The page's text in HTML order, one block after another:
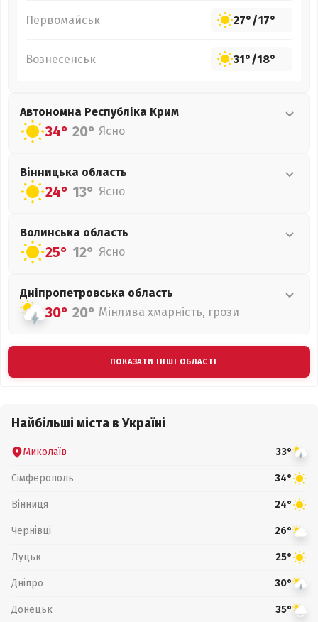
Первомайськ 27°/17°
Вознесенськ 31°/18°
Автономна Республіка Крим
34° 20° Ясно
Вінницька область
24° 13° Ясно
Волинська область
25° 12° Ясно
Дніпропетровська область
30° 20° Мінлива хмарність, грози
ПОКАЗАТИ ІНШІ ОБЛАСТІ
Найбільші міста в Україні
Миколаїв 33°
Сімферополь 34°
Вінниця 24°
Чернівці 26°
Луцьк 25°
Дніпро 30°
Донецьк 35°